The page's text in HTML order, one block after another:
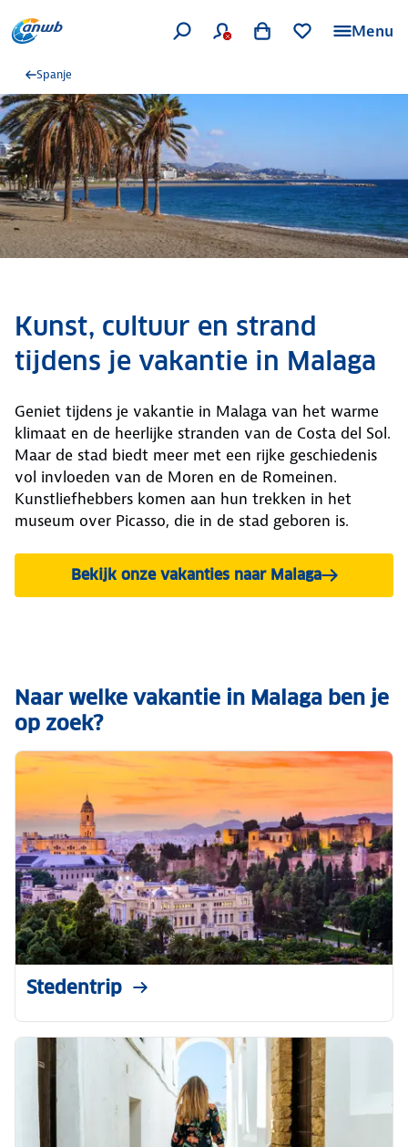
Menu
Spanje
Kunst, cultuur en strand
tijdens je vakantie in Malaga
Geniet tijdens je vakantie in Malaga van het warme
klimaat en de heerlijke stranden van de Costa del Sol.
Maar de stad biedt meer met een rijke geschiedenis
vol invloeden van de Moren en de Romeinen.
Kunstliefhebbers komen aan hun trekken in het
museum over Picasso, die in de stad geboren is.
Bekijk onze vakanties naar Malaga
Naar welke vakantie in Malaga ben je
op zoek?
Stedentrip